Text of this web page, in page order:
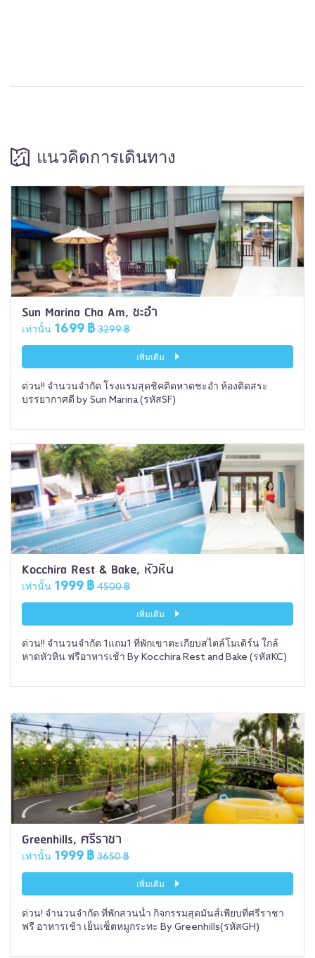
แนวคิดการเดินทาง
Sun Marina Cha Am, ชะอำ
เท่านั้น 1699 ฿ 3299 ฿
เพิ่มเติม
ด่วน!! จำนวนจำกัด โรงแรมสุดชิคติดหาดชะอำ ห้องติดสระ
บรรยากาศดี by Sun Marina (รหัสSF)
Kocchira Rest & Bake, หัวหิน
เท่านั้น 1999 ฿ 4500 ฿
เพิ่มเติม
ด่วน!! จำนวนจำกัด 1แถม1 ที่พักเขาตะเกียบสไตล์โมเดิร์น ใกล้
หาดหัวหิน ฟรีอาหารเช้า By Kocchira Rest and Bake (รหัสKC)
Greenhills, ศรีราชา
เท่านั้น 1999 ฿ 3650 ฿
เพิ่มเติม
ด่วน! จำนวนจำกัด ที่พักสวนน้ำ กิจกรรมสุดมันส์เพียบที่ศรีราชา
ฟรี อาหารเช้า เย็นเซ็ตหมูกระทะ By Greenhills(รหัสGH)